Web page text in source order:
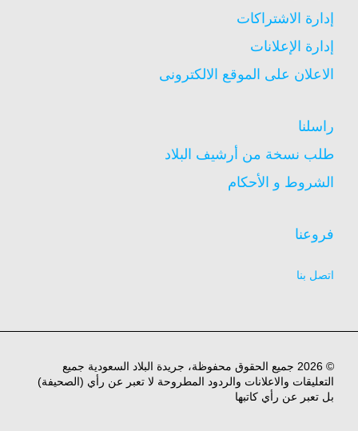
إدارة الاشتراكات
إدارة الإعلانات
الاعلان على الموقع الالكترونى
راسلنا
طلب نسخة من أرشيف البلاد
الشروط و الأحكام
فروعنا
اتصل بنا
© 2026 جميع الحقوق محفوظة، جريدة البلاد السعودية جميع
التعليقات والاعلانات والردود المطروحة لا تعبر عن رأي (الصحيفة)
بل تعبر عن رأي كاتبها